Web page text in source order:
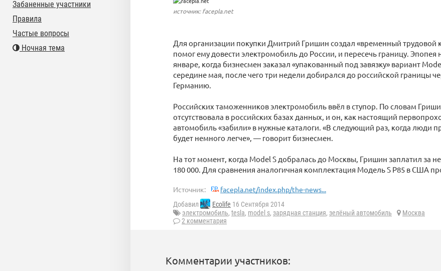
источник: facepla.net
Для организации покупки Дмитрий Гришин создал «временный трудовой
помог ему довести электромобиль до России, и пересечь границу. Эпопея
январе, когда бизнесмен заказал «упакованный под завязку» вариант
середине мая, после чего три недели добирался до российской границы
Германию.
Российских таможенников электромобиль ввёл в ступор. По словам
отсутствовала в российских базах данных, и он, как настоящий
автомобиль «забили» в нужные каталоги. «В следующий раз, когда люди
будет немного легче», — говорит бизнесмен.
На тот момент, когда Model S добралась до Москвы, Гришин заплатил за
180 000. Для сравнения аналогичная комплектация Модель S P85 в США
Источник: facepla.net/index.php/the-news...
Добавил Ecolife 16 Сентября 2014
электромобиль, tesla, model s, зарядная станция, зелёный автомобиль
Москва
2 комментария
Комментарии участников:
Забаненные участники
Правила
Частые вопросы
Ночная тема